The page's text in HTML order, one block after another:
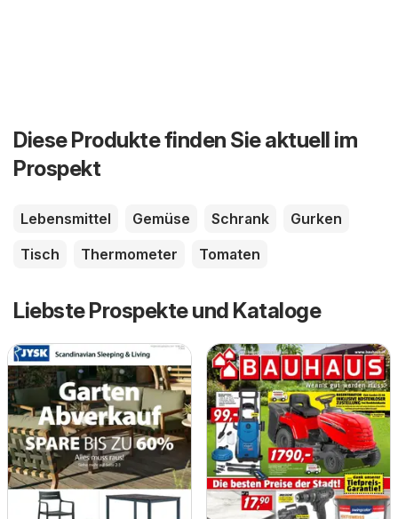
Diese Produkte finden Sie aktuell im
Prospekt
Lebensmittel Gemüse Schrank
Gurken
Tisch
Thermometer Tomaten
Liebste Prospekte und Kataloge